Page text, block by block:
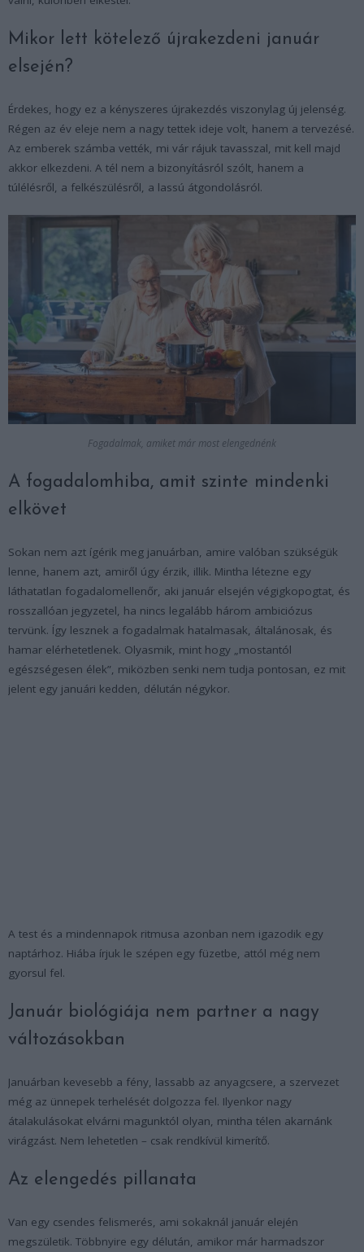
Mikor lett kötelező újrakezdeni január
elsején?
Érdekes, hogy ez a kényszeres újrakezdés viszonylag új jelenség.
Régen az év eleje nem a nagy tettek ideje volt, hanem a tervezésé.
Az emberek számba vették, mi vár rájuk tavasszal, mit kell majd
akkor elkezdeni. A tél nem a bizonyításról szólt, hanem a
túlélésről, a felkészülésről, a lassú átgondolásról.
Fogadalmak, amiket már most elengednénk
A fogadalomhiba, amit szinte mindenki
elkövet
Sokan nem azt ígérik meg januárban, amire valóban szükségük
lenne, hanem azt, amiről úgy érzik, illik. Mintha létezne egy
láthatatlan fogadalomellenőr, aki január elsején végigkopogtat, és
rosszallóan jegyzetel, ha nincs legalább három ambiciózus
tervünk. Így lesznek a fogadalmak hatalmasak, általánosak, és
hamar elérhetetlenek. Olyasmik, mint hogy „mostantól
egészségesen élek”, miközben senki nem tudja pontosan, ez mit
jelent egy januári kedden, délután négykor.
A test és a mindennapok ritmusa azonban nem igazodik egy
naptárhoz. Hiába írjuk le szépen egy füzetbe, attól még nem
gyorsul fel.
Január biológiája nem partner a nagy
változásokban
Januárban kevesebb a fény, lassabb az anyagcsere, a szervezet
még az ünnepek terhelését dolgozza fel. Ilyenkor nagy
átalakulásokat elvárni magunktól olyan, mintha télen akarnánk
virágzást. Nem lehetetlen – csak rendkívül kimerítő.
Az elengedés pillanata
Van egy csendes felismerés, ami sokaknál január elején
megszületik. Többnyire egy délután, amikor már harmadszor